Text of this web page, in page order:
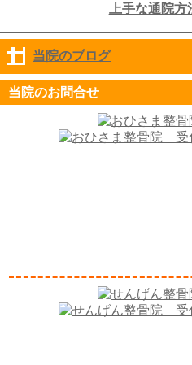
上手な通院方
当院のブログclick to
当院のお問合せ